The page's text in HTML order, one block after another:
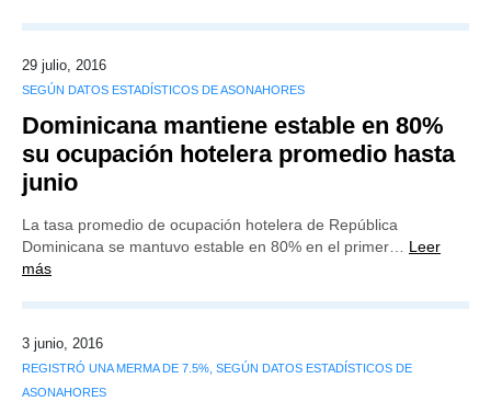
29 julio, 2016
SEGÚN DATOS ESTADÍSTICOS DE ASONAHORES
Dominicana mantiene estable en 80%
su ocupación hotelera promedio hasta
junio
La tasa promedio de ocupación hotelera de República
Dominicana se mantuvo estable en 80% en el primer… Leer
más
3 junio, 2016
REGISTRÓ UNA MERMA DE 7.5%, SEGÚN DATOS ESTADÍSTICOS DE
ASONAHORES